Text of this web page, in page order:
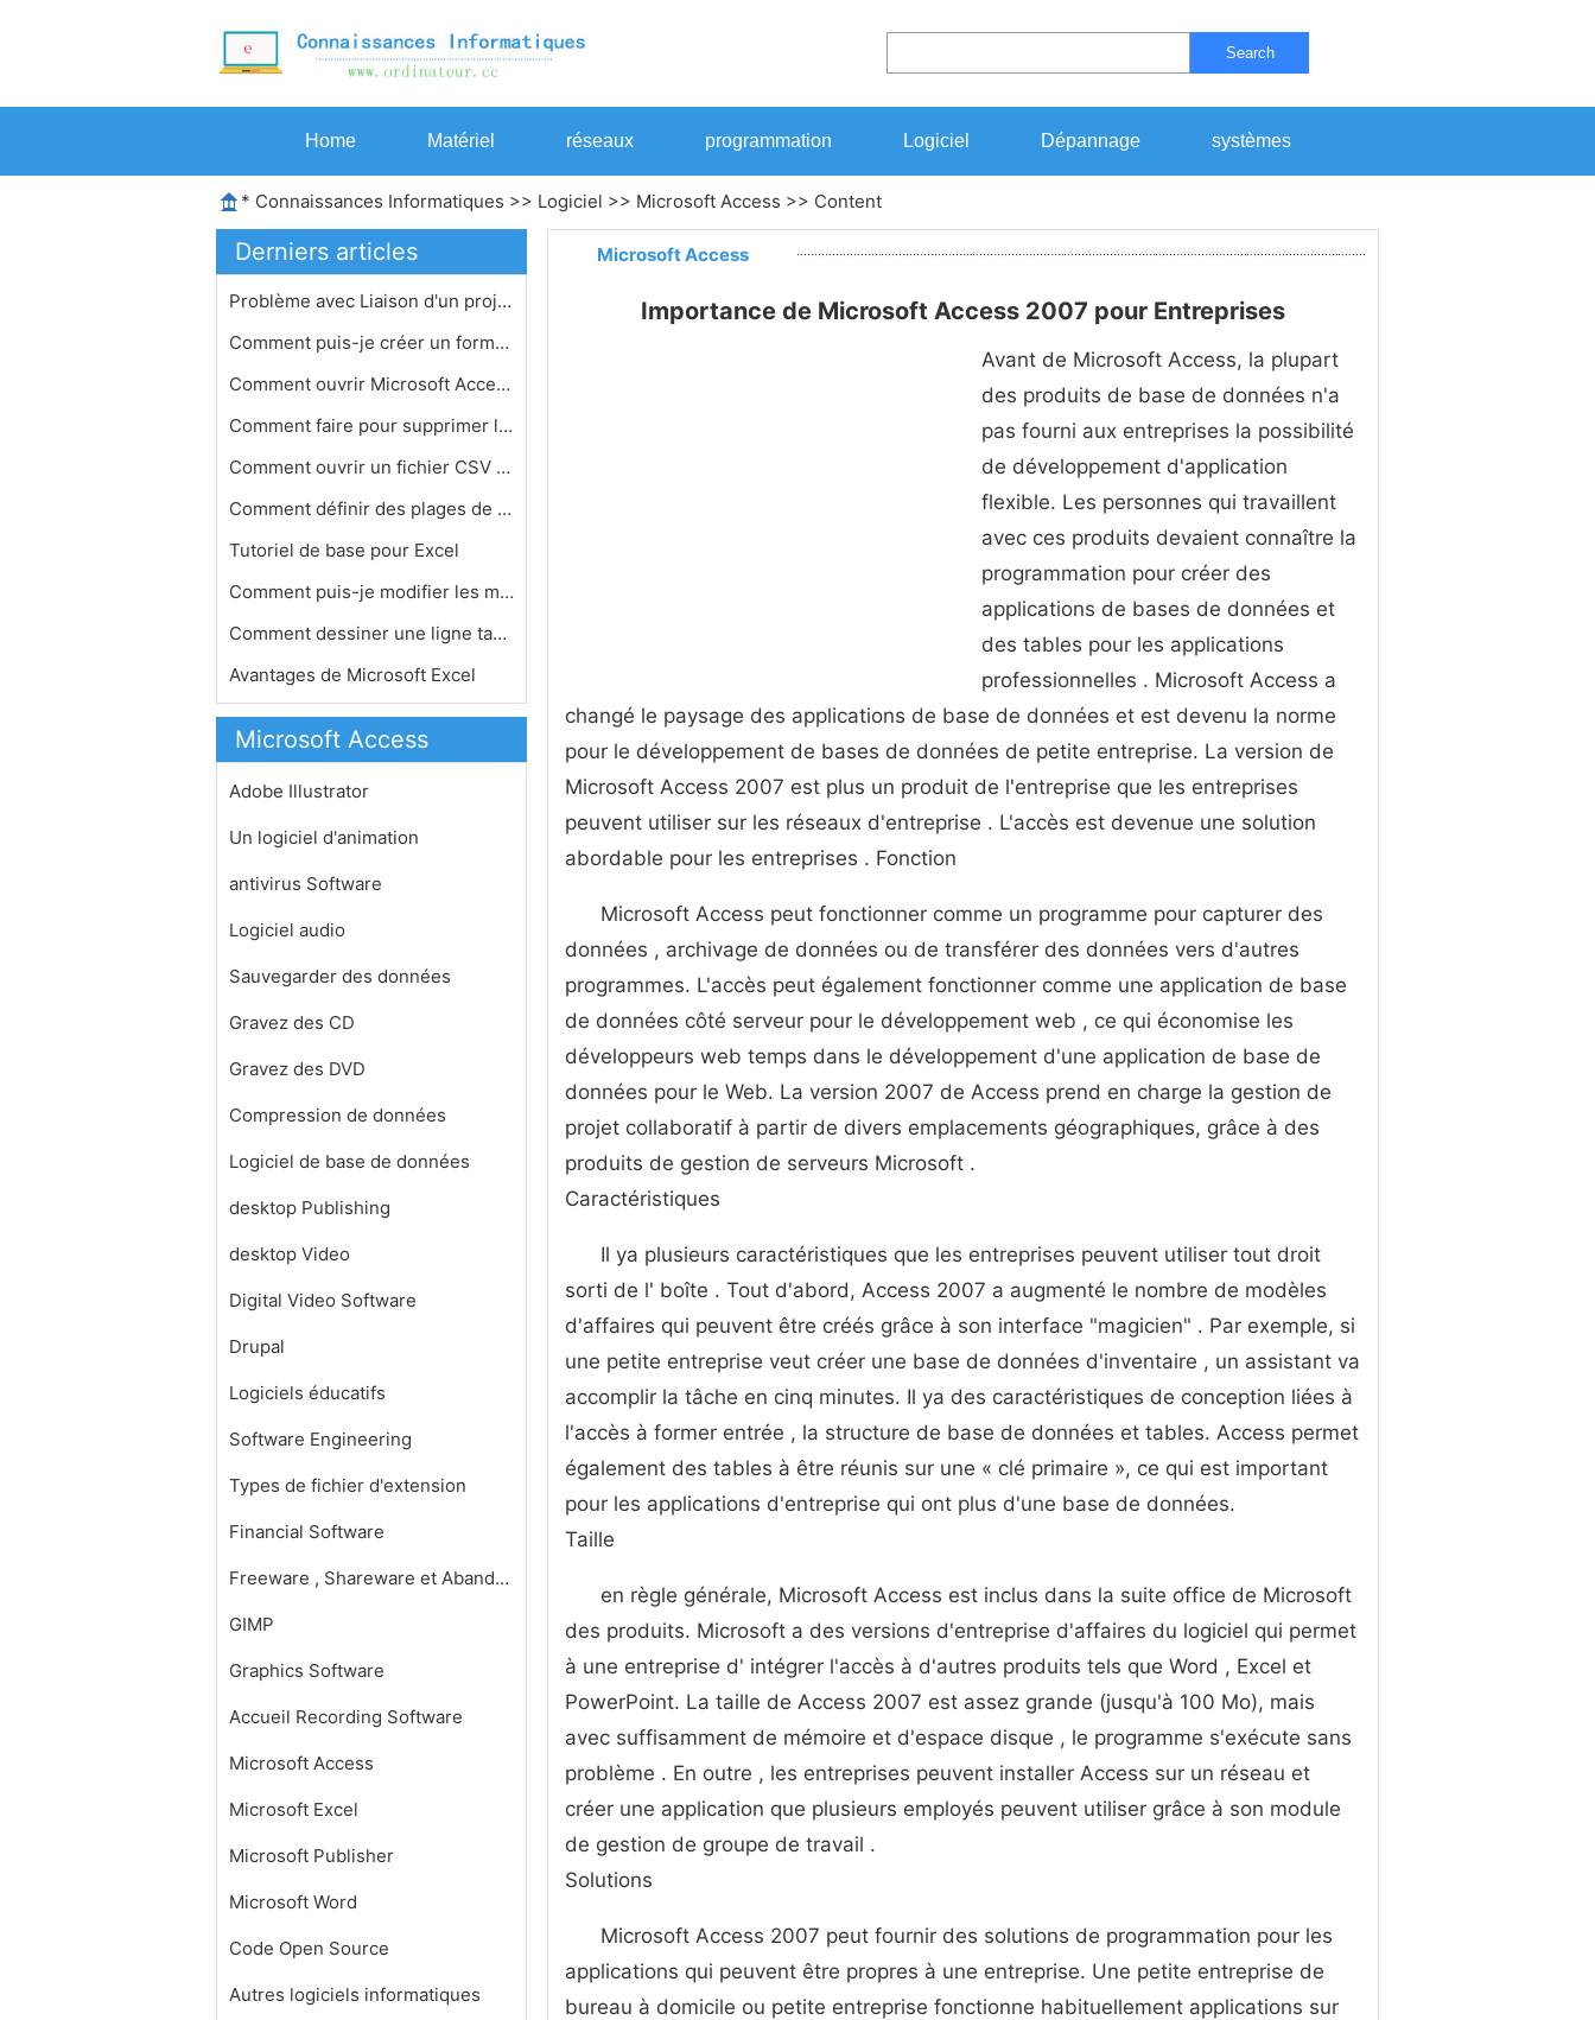
Search
Home Matériel réseaux programmation Logiciel Dépannage systèmes
* Connaissances Informatiques >> Logiciel >> Microsoft Access >> Content
Derniers articles
Problème avec Liaison d'un projet M…
Comment puis-je créer un formulaire…
Comment ouvrir Microsoft Access 2007…
Comment faire pour supprimer les vir…
Comment ouvrir un fichier CSV avec E…
Comment définir des plages de cellu…
Tutoriel de base pour Excel
Comment puis-je modifier les marges …
Comment dessiner une ligne tangentie…
Avantages de Microsoft Excel
Microsoft Access
Adobe Illustrator
Un logiciel d'animation
antivirus Software
Logiciel audio
Sauvegarder des données
Gravez des CD
Gravez des DVD
Compression de données
Logiciel de base de données
desktop Publishing
desktop Video
Digital Video Software
Drupal
Logiciels éducatifs
Software Engineering
Types de fichier d'extension
Financial Software
Freeware , Shareware et Abandonware
GIMP
Graphics Software
Accueil Recording Software
Microsoft Access
Microsoft Excel
Microsoft Publisher
Microsoft Word
Code Open Source
Autres logiciels informatiques
Microsoft Access
Importance de Microsoft Access 2007 pour Entreprises
Avant de Microsoft Access, la plupart
des produits de base de données n'a
pas fourni aux entreprises la possibilité
de développement d'application
flexible. Les personnes qui travaillent
avec ces produits devaient connaître la
programmation pour créer des
applications de bases de données et
des tables pour les applications
professionnelles . Microsoft Access a
changé le paysage des applications de base de données et est devenu la norme
pour le développement de bases de données de petite entreprise. La version de
Microsoft Access 2007 est plus un produit de l'entreprise que les entreprises
peuvent utiliser sur les réseaux d'entreprise . L'accès est devenue une solution
abordable pour les entreprises . Fonction
Microsoft Access peut fonctionner comme un programme pour capturer des
données , archivage de données ou de transférer des données vers d'autres
programmes. L'accès peut également fonctionner comme une application de base
de données côté serveur pour le développement web , ce qui économise les
développeurs web temps dans le développement d'une application de base de
données pour le Web. La version 2007 de Access prend en charge la gestion de
projet collaboratif à partir de divers emplacements géographiques, grâce à des
produits de gestion de serveurs Microsoft .
Caractéristiques
Il ya plusieurs caractéristiques que les entreprises peuvent utiliser tout droit
sorti de l' boîte . Tout d'abord, Access 2007 a ​​augmenté le nombre de modèles
d'affaires qui peuvent être créés grâce à son interface "magicien" . Par exemple, si
une petite entreprise veut créer une base de données d'inventaire , un assistant va
accomplir la tâche en cinq minutes. Il ya des caractéristiques de conception liées à
l'accès à former entrée , la structure de base de données et tables. Access permet
également des tables à être réunis sur une « clé primaire », ce qui est important
pour les applications d'entreprise qui ont plus d'une base de données.
Taille
en règle générale, Microsoft Access est inclus dans la suite office de Microsoft
des produits. Microsoft a des versions d'entreprise d'affaires du logiciel qui permet
à une entreprise d' intégrer l'accès à d'autres produits tels que Word , Excel et
PowerPoint. La taille de Access 2007 est assez grande (jusqu'à 100 Mo), mais
avec suffisamment de mémoire et d'espace disque , le programme s'exécute sans
problème . En outre , les entreprises peuvent installer Access sur un réseau et
créer une application que plusieurs employés peuvent utiliser grâce à son module
de gestion de groupe de travail .
Solutions
Microsoft Access 2007 peut fournir des solutions de programmation pour les
applications qui peuvent être propres à une entreprise. Une petite entreprise de
bureau à domicile ou petite entreprise fonctionne habituellement applications sur